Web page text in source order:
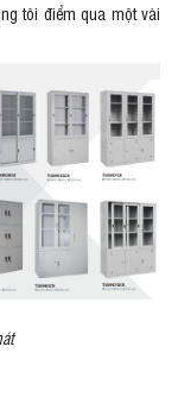
tôi điểm qua một vài